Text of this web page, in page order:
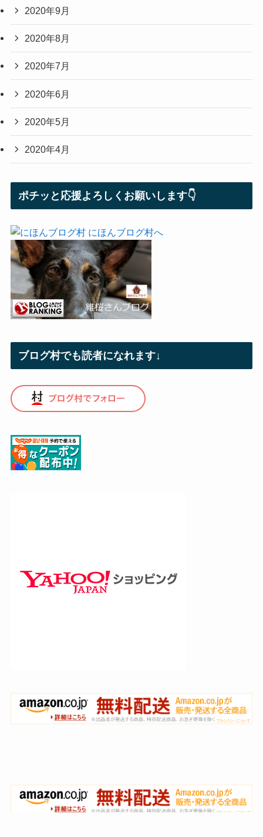
2020年9月
2020年8月
2020年7月
2020年6月
2020年5月
2020年4月
ポチッと応援よろしくお願いします👇
ブログ村でも読者になれます↓